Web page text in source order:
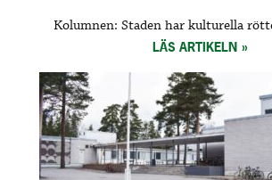
Kolumnen: Staden har kulturella
LÄS ARTIKELN